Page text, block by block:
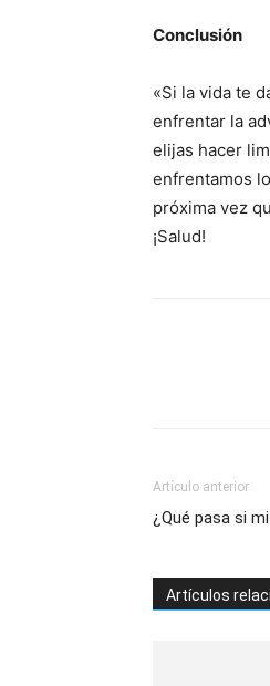
Conclusión
«Si la vida te
enfrentar la
elijas hacer
enfrentamos
próxima vez
¡Salud!
Artículo anterior
¿Qué pasa si
Artículos